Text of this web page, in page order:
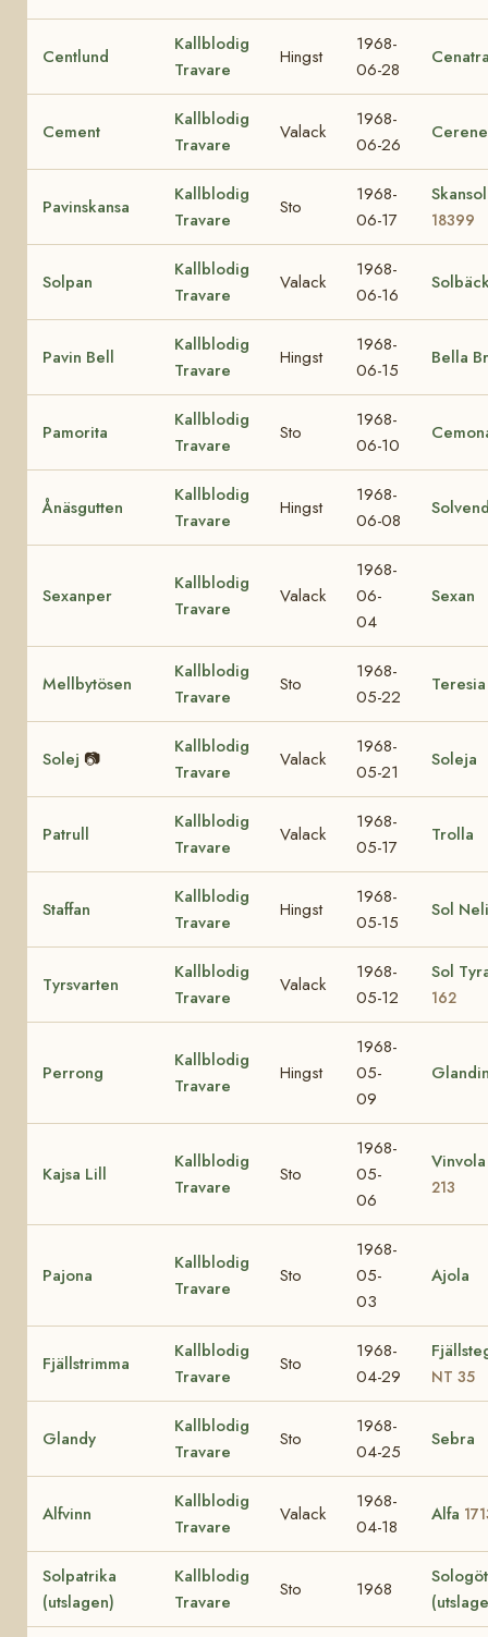
Centlund
Kallblodig
Travare
Hingst
1968-
06-28
Cement
Kallblodig
Travare
Valack
1968-
06-26
Cerene
Pavinskansa
Kallblodig
Travare
Sto
1968-
06-17
18399
Solpan
Kallblodig
Travare
Valack
1968-
06-16
Pavin Bell
Kallblodig
Travare
Hingst
1968-
06-15
Bella
Pamorita
Kallblodig
Travare
Sto
1968-
06-10
Ånäsgutten
Kallblodig
Travare
Hingst
1968-
06-08
Sexanper
Kallblodig
Travare
Valack
1968-
06-
04
Sexan
Mellbytösen
Kallblodig
Travare
Sto
1968-
05-22
Teresia
Solej 📷
Kallblodig
Travare
Valack
1968-
05-21
Soleja
Patrull
Kallblodig
Travare
Valack
1968-
05-17
Trolla
Staffan
Kallblodig
Travare
Hingst
1968-
05-15
Sol Neli
Tyrsvarten
Kallblodig
Travare
Valack
1968-
05-12
Sol
162
Perrong
Kallblodig
Travare
Hingst
1968-
05-
09
Kajsa Lill
Kallblodig
Travare
Sto
1968-
05-
06
213
Pajona
Kallblodig
Travare
Sto
1968-
05-
03
Ajola
Fjällstrimma
Kallblodig
Travare
Sto
1968-
04-29
NT 35
Glandy
Kallblodig
Travare
Sto
1968-
04-25
Sebra
Alfvinn
Kallblodig
Travare
Valack
1968-
04-18
Alfa
Solpatrika
(utslagen)
Kallblodig
Travare
Sto 1968